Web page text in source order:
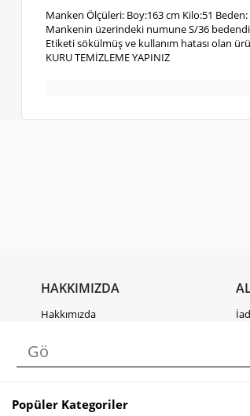
Manken Ölçüleri: Boy:163 cm Kilo:51 Beden:
Mankenin üzerindeki numune S/36
Etiketi sökülmüş ve kullanım hatası olan
KURU TEMİZLEME YAPINIZ
HAKKIMIZDA
Hakkımızda
KVKK Hakkında Bilgilendirme
İletişim
Instagram
Popüler Kategoriler